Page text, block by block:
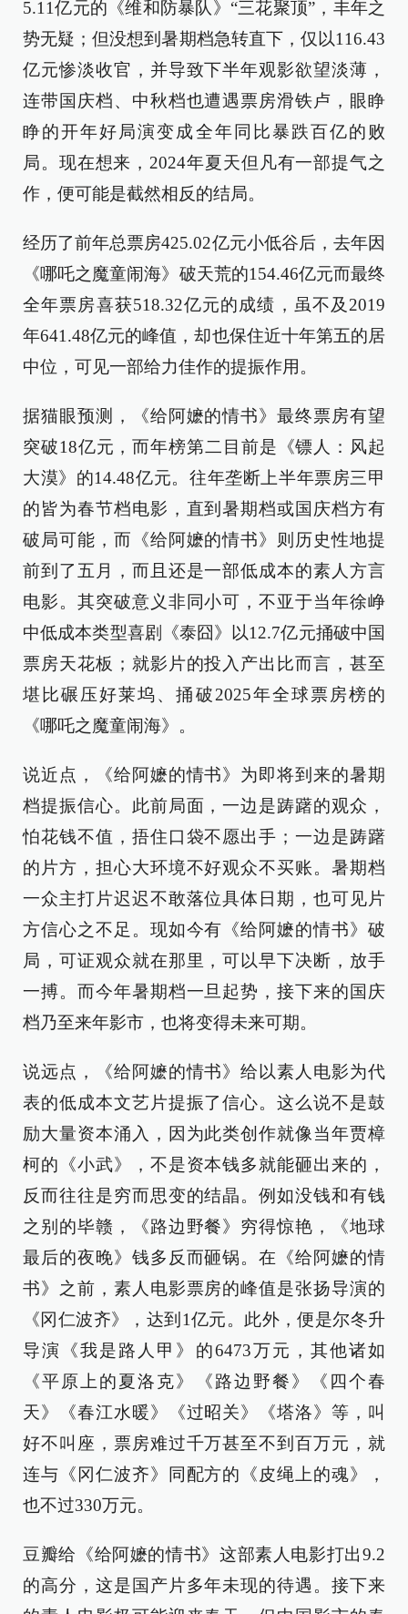
5.11亿元的《维和防暴队》“三花聚顶”，丰年之
势无疑；但没想到暑期档急转直下，仅以116.43
亿元惨淡收官，并导致下半年观影欲望淡薄，
连带国庆档、中秋档也遭遇票房滑铁卢，眼睁
睁的开年好局演变成全年同比暴跌百亿的败
局。现在想来，2024年夏天但凡有一部提气之
作，便可能是截然相反的结局。
经历了前年总票房425.02亿元小低谷后，去年因
《哪吒之魔童闹海》破天荒的154.46亿元而最终
全年票房喜获518.32亿元的成绩，虽不及2019
年641.48亿元的峰值，却也保住近十年第五的居
中位，可见一部给力佳作的提振作用。
据猫眼预测，《给阿嬷的情书》最终票房有望
突破18亿元，而年榜第二目前是《镖人：风起
大漠》的14.48亿元。往年垄断上半年票房三甲
的皆为春节档电影，直到暑期档或国庆档方有
破局可能，而《给阿嬷的情书》则历史性地提
前到了五月，而且还是一部低成本的素人方言
电影。其突破意义非同小可，不亚于当年徐峥
中低成本类型喜剧《泰囧》以12.7亿元捅破中国
票房天花板；就影片的投入产出比而言，甚至
堪比碾压好莱坞、捅破2025年全球票房榜的
《哪吒之魔童闹海》。
说近点，《给阿嬷的情书》为即将到来的暑期
档提振信心。此前局面，一边是踌躇的观众，
怕花钱不值，捂住口袋不愿出手；一边是踌躇
的片方，担心大环境不好观众不买账。暑期档
一众主打片迟迟不敢落位具体日期，也可见片
方信心之不足。现如今有《给阿嬷的情书》破
局，可证观众就在那里，可以早下决断，放手
一搏。而今年暑期档一旦起势，接下来的国庆
档乃至来年影市，也将变得未来可期。
说远点，《给阿嬷的情书》给以素人电影为代
表的低成本文艺片提振了信心。这么说不是鼓
励大量资本涌入，因为此类创作就像当年贾樟
柯的《小武》，不是资本钱多就能砸出来的，
反而往往是穷而思变的结晶。例如没钱和有钱
之别的毕赣，《路边野餐》穷得惊艳，《地球
最后的夜晚》钱多反而砸锅。在《给阿嬷的情
书》之前，素人电影票房的峰值是张扬导演的
《冈仁波齐》，达到1亿元。此外，便是尔冬升
导演《我是路人甲》的6473万元，其他诸如
《平原上的夏洛克》《路边野餐》《四个春
天》《春江水暖》《过昭关》《塔洛》等，叫
好不叫座，票房难过千万甚至不到百万元，就
连与《冈仁波齐》同配方的《皮绳上的魂》，
也不过330万元。
豆瓣给《给阿嬷的情书》这部素人电影打出9.2
的高分，这是国产片多年未现的待遇。接下来